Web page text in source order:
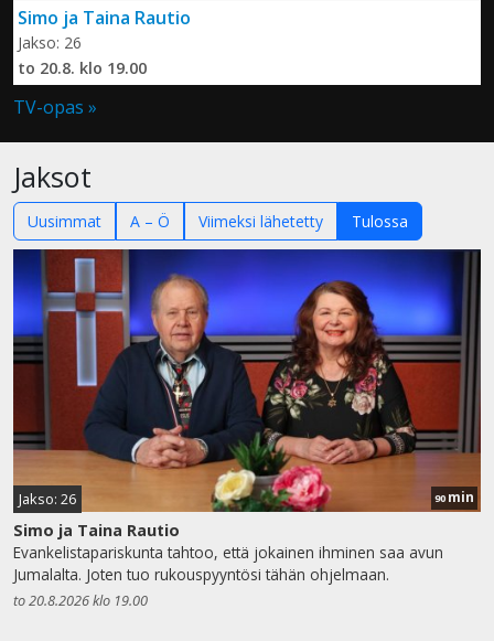
Simo ja Taina Rautio
Jakso: 26
to 20.8. klo 19.00
TV-opas »
Jaksot
Uusimmat A – Ö Viimeksi lähetetty Tulossa
Jakso: 26 90 min
Simo ja Taina Rautio
Evankelistapariskunta tahtoo, että jokainen ihminen saa avun
Jumalalta. Joten tuo rukouspyyntösi tähän ohjelmaan.
to 20.8.2026 klo 19.00